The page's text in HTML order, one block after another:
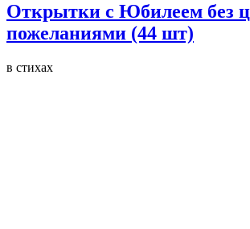
Открытки с Юбилеем без
пожеланиями (44 шт)
в стихах